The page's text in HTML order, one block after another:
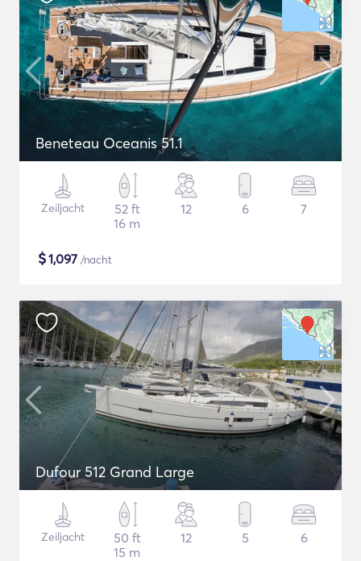
Beneteau Oceanis 51.1
Zeiljacht
52 ft
16 m
12 6 7
$1,097 /nacht
Dufour 512 Grand Large
Zeiljacht
50 ft
15 m
12 5 6